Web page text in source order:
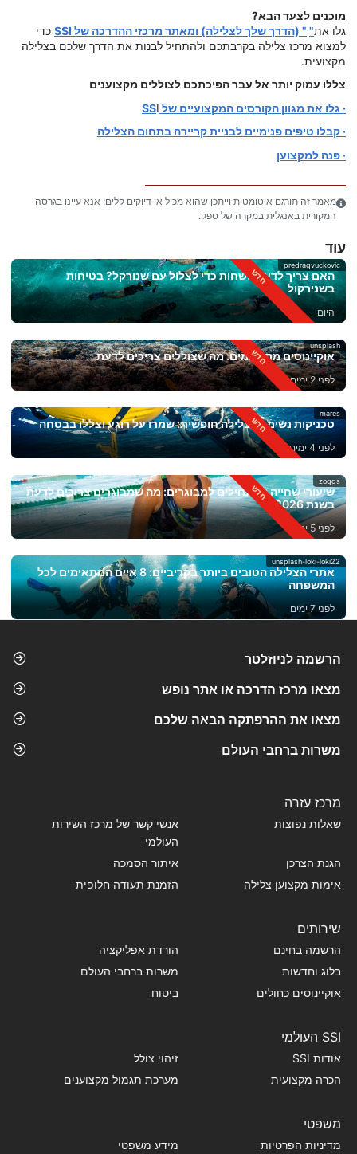
מוכנים לצעד הבא?
גלו את" " (הדרך שלך לצלילה) ומאתר מרכזי ההדרכה של SSI
כדי
למצוא מרכז צלילה בקרבתכם ולהתחיל לבנות את הדרך שלכם בצלילה
מקצועית.
צללו עמוק יותר אל עבר הפיכתכם לצוללים מקצוענים
· גלו את מגוון הקורסים המקצועיים של SS I
· קבלו טיפים פנימיים לבניית קריירה בתחום הצלילה
· פנה למקצוען
מאמר זה תורגם אוטומטית וייתכן שהוא מכיל אי דיוקים קלים; אנא עיינו בגרסה
המקורית באנגלית במקרה של ספק.
עוד
predragvuckovic
האם צריך לדעת לשחות כדי לצלול עם שנורקל? בטיחות
בשנירקול
היום
unsplash
אוקיינוסים מתחממים: מה שצוללים צריכים לדעת
לפני 2 ימים
mares
טכניקות נשימה לצלילה חופשית: שמרו על רוגע וצללו בבטחה
לפני 4 ימים
zoggs
שיעורי שחייה למתחילים למבוגרים: מה שמבוגרים צריכים לדעת
בשנת 2026
לפני 5 ימים
unsplash-loki-loki22
אתרי הצלילה הטובים ביותר בקריביים: 8 איים המתאימים לכל
המשפחה
לפני 7 ימים
הרשמה לניוזלטר
מצאו מרכז הדרכה או אתר נופש
מצאו את ההרפתקה הבאה שלכם
משרות ברחבי העולם
מרכז עזרה
שאלות נפוצות
אנשי קשר של מרכז השירות
העולמי
הגנת הצרכן
איתור הסמכה
אימות מקצוען צלילה
הזמנת תעודה חלופית
שירותים
הרשמה בחינם
הורדת אפליקציה
בלוג וחדשות
משרות ברחבי העולם
אוקיינוסים כחולים
ביטוח
SSI העולמי
אודות SSI
זיהוי צולל
הכרה מקצועית
מערכת תגמול מקצוענים
משפטי
מדיניות הפרטיות מידע משפטי